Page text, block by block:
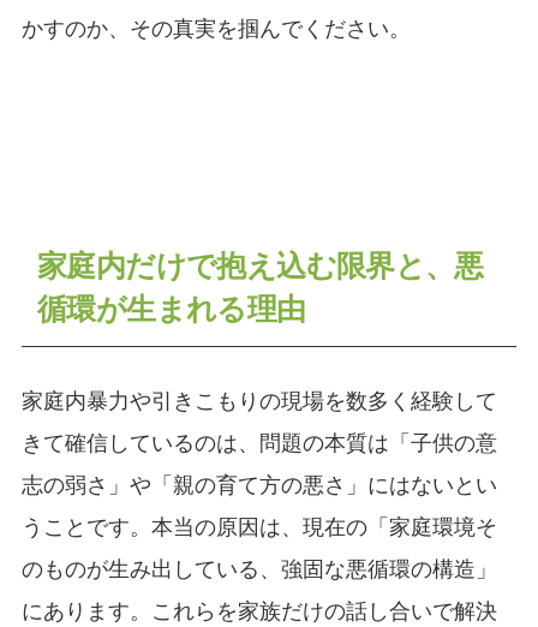
かすのか、その真実を掴んでください。
家庭内だけで抱え込む限界と、悪
循環が生まれる理由
家庭内暴力や引きこもりの現場を数多く経験して
きて確信しているのは、問題の本質は「子供の意
志の弱さ」や「親の育て方の悪さ」にはないとい
うことです。本当の原因は、現在の「家庭環境そ
のものが生み出している、強固な悪循環の構造」
にあります。これらを家族だけの話し合いで解決